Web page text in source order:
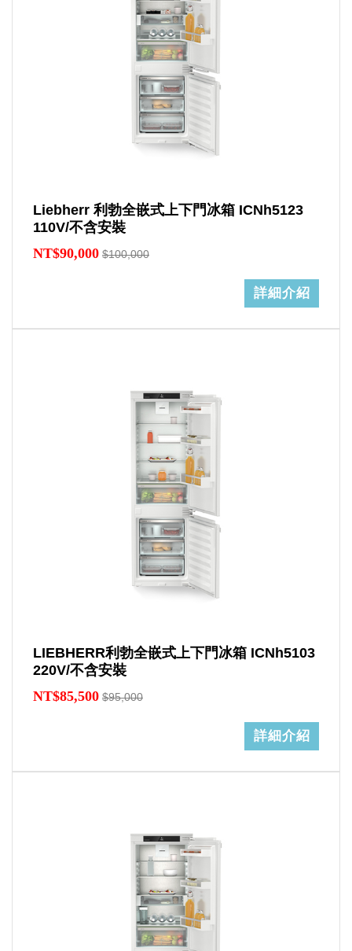
Liebherr 利勃全嵌式上下門冰箱 ICNh5123
110V/不含安裝
NT$90,000 $100,000
詳細介紹
LIEBHERR利勃全嵌式上下門冰箱 ICNh5103
220V/不含安裝
NT$85,500 $95,000
詳細介紹